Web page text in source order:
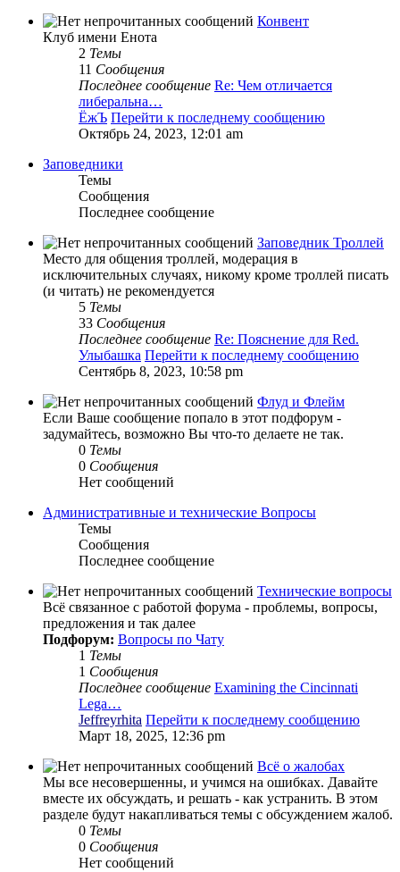
Конвент
Клуб имени Енота
2 Темы
11 Сообщения
Последнее сообщение Re: Чем отличается
либеральна…
ЁжЪ Перейти к последнему сообщению
Октябрь 24, 2023, 12:01 am
Заповедники
Темы
Сообщения
Последнее сообщение
Заповедник Троллей
Место для общения троллей, модерация в
исключительных случаях, никому кроме троллей писать
(и читать) не рекомендуется
5 Темы
33 Сообщения
Последнее сообщение Re: Пояснение для Red.
Улыбашка Перейти к последнему сообщению
Сентябрь 8, 2023, 10:58 pm
Флуд и Флейм
Если Ваше сообщение попало в этот подфорум -
задумайтесь, возможно Вы что-то делаете не так.
0 Темы
0 Сообщения
Нет сообщений
Административные и технические Вопросы
Темы
Сообщения
Последнее сообщение
Технические вопросы
Всё связанное с работой форума - проблемы, вопросы,
предложения и так далее
Подфорум: Вопросы по Чату
1 Темы
1 Сообщения
Последнее сообщение Examining the Cincinnati
Lega…
Jeffreyrhita Перейти к последнему сообщению
Март 18, 2025, 12:36 pm
Всё о жалобах
Мы все несовершенны, и учимся на ошибках. Давайте
вместе их обсуждать, и решать - как устранить. В этом
разделе будут накапливаться темы с обсуждением жалоб.
0 Темы
0 Сообщения
Нет сообщений